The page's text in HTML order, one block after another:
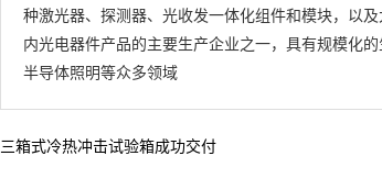
种激光器、探测器、光收发一体化组件和模块，以
内光电器件产品的主要生产企业之一，具有规模化
半导体照明等众多领域
三箱式冷热冲击试验箱成功交付